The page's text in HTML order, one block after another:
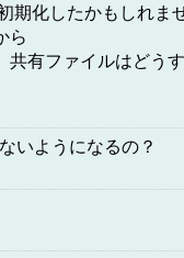
期化したかもしれま
ら
共有ファイルはどう
いようになるの？